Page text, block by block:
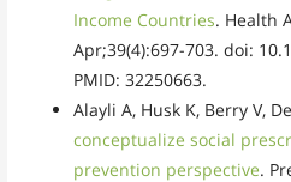
Income Countries. Health
Apr;39(4):697-703. doi:
PMID: 32250663.
Alayli A, Husk K, Berry V,
conceptualize social
prevention perspective.